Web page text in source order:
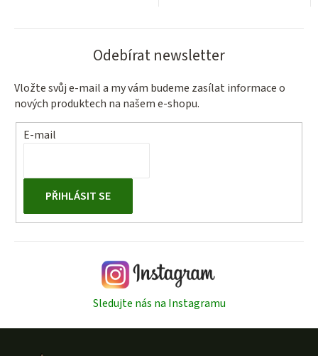
Odebírat newsletter
Vložte svůj e-mail a my vám budeme zasílat informace o
nových produktech na našem e-shopu.
E-mail
PŘIHLÁSIT SE
Sledujte nás na Instagramu